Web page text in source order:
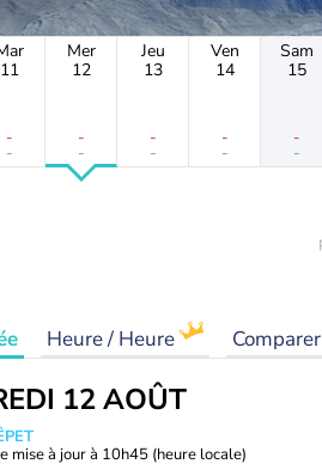
11
-
-
Mer
12
-
-
Jeu
13
-
-
Ven
14
-
-
Sam
15
-
-
Heure / Heure Comparer
12 AOÛT
mise à jour à 10h45 (heure locale)